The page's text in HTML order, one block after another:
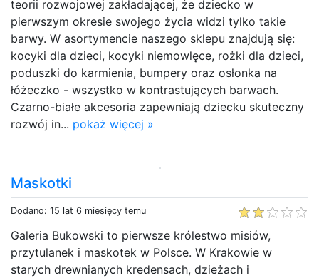
teorii rozwojowej zakładającej, że dziecko w
pierwszym okresie swojego życia widzi tylko takie
barwy. W asortymencie naszego sklepu znajdują się:
kocyki dla dzieci, kocyki niemowlęce, rożki dla dzieci,
poduszki do karmienia, bumpery oraz osłonka na
łóżeczko - wszystko w kontrastujących barwach.
Czarno-białe akcesoria zapewniają dziecku skuteczny
rozwój in... pokaż więcej »
Maskotki
Dodano: 15 lat 6 miesięcy temu
Galeria Bukowski to pierwsze królestwo misiów,
przytulanek i maskotek w Polsce. W Krakowie w
starych drewnianych kredensach, dzieżach i